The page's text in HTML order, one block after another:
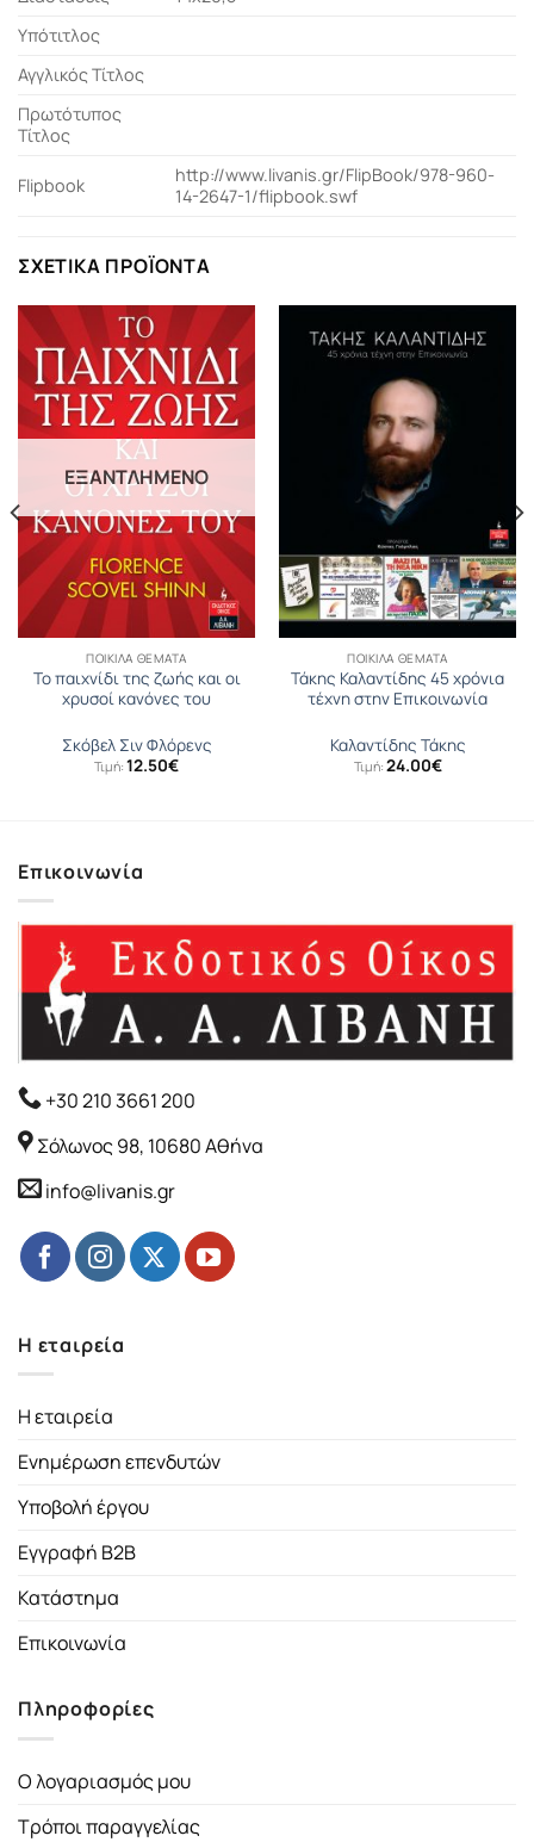
Υπότιτλος
Αγγλικός Τίτλος
Πρωτότυπος
Τίτλος
Flipbook
http://www.livanis.gr/FlipBook/978-960-
14-2647-1/flipbook.swf
ΣΧΕΤΙΚΆ ΠΡΟΪΌΝΤΑ
ΕΞΑΝΤΛΗΜΈΝΟ
ΠΟΙΚΊΛΑ ΘΈΜΑΤΑ
Το παιχνίδι της ζωής και οι
χρυσοί κανόνες του
Σκόβελ Σιν Φλόρενς
Τιμή: 12.50€
ΠΟΙΚΊΛΑ ΘΈΜΑΤΑ
Τάκης Καλαντίδης 45 χρόνια
τέχνη στην Επικοινωνία
Καλαντίδης Τάκης
Τιμή: 24.00€
Επικοινωνία
+30 210 3661 200
Σόλωνος 98, 10680 Αθήνα
info@livanis.gr
Η εταιρεία
Η εταιρεία
Ενημέρωση επενδυτών
Υποβολή έργου
Εγγραφή B2B
Κατάστημα
Επικοινωνία
Πληροφορίες
Ο λογαριασμός μου
Τρόποι παραγγελίας